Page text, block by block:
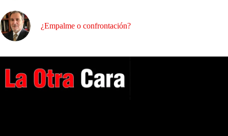
¿Empalme o confrontación?